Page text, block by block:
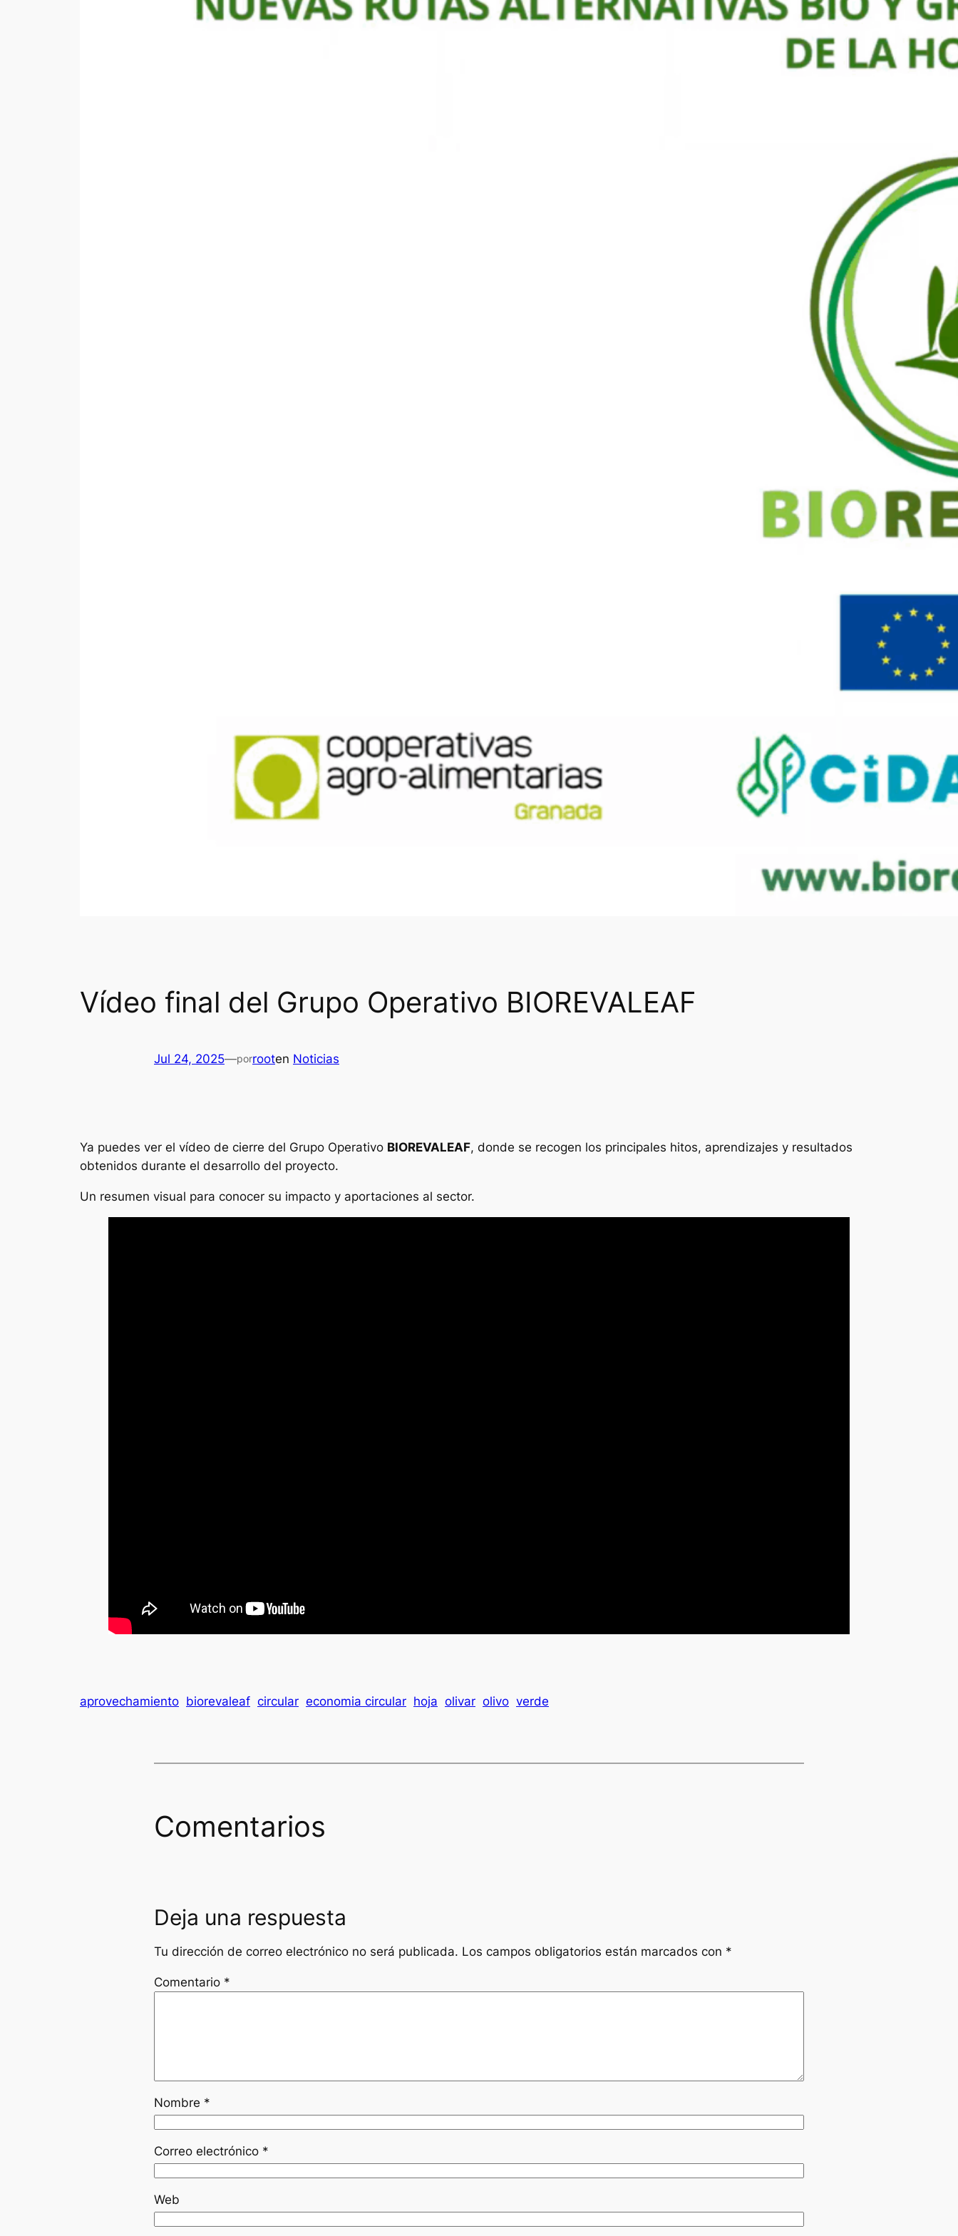
Vídeo final del Grupo Operativo BIOREVALEAF
Jul 24, 2025—porrooten Noticias
Ya puedes ver el vídeo de cierre del Grupo Operativo BIOREVALEAF, donde se recogen los principales hitos, aprendizajes y resultados
obtenidos durante el desarrollo del proyecto.
Un resumen visual para conocer su impacto y aportaciones al sector.
aprovechamiento biorevaleaf circular economia circular hoja olivar olivo verde
Comentarios
Deja una respuesta
Tu dirección de correo electrónico no será publicada. Los campos obligatorios están marcados con *
Comentario *
Nombre *
Correo electrónico *
Web